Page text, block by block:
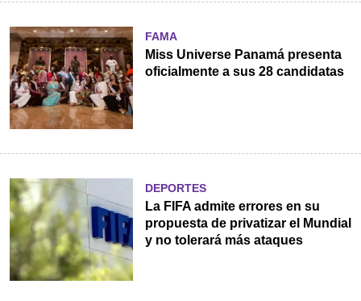
FAMA
Miss Universe Panamá presenta
oficialmente a sus 28 candidatas
DEPORTES
La FIFA admite errores en su
propuesta de privatizar el Mundial
y no tolerará más ataques